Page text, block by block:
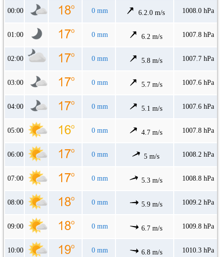
00:00 0 mm 6.2.0 m/s 1008.0 hPa
01:00 0 mm 6.2 m/s 1007.8 hPa
02:00 0 mm 5.8 m/s 1007.7 hPa
03:00 0 mm 5.7 m/s 1007.6 hPa
04:00 0 mm 5.1 m/s 1007.6 hPa
05:00 0 mm 4.7 m/s 1007.8 hPa
06:00 0 mm 5 m/s 1008.2 hPa
07:00 0 mm 5.3 m/s 1008.8 hPa
08:00 0 mm 5.9 m/s 1009.2 hPa
09:00 0 mm 6.7 m/s 1009.8 hPa
10:00 0 mm 6.8 m/s 1010.3 hPa